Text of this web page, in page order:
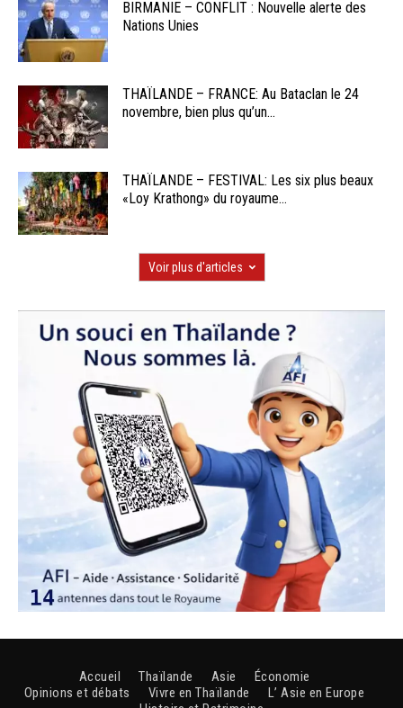
BIRMANIE – CONFLIT : Nouvelle alerte des
Nations Unies
THAÏLANDE – FRANCE: Au Bataclan le 24
novembre, bien plus qu’un...
THAÏLANDE – FESTIVAL: Les six plus beaux
«Loy Krathong» du royaume...
Voir plus d'articles
Accueil Thaïlande Asie
Économie
Opinions et débats
Vivre en Thaïlande
L’ Asie en Europe